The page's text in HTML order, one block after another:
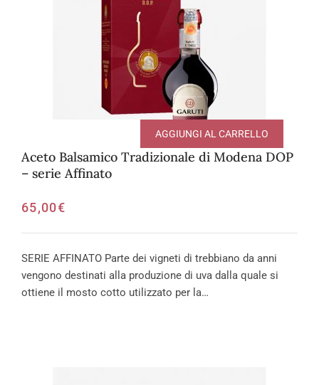
Aceto Balsamico Tradizionale di Modena DOP
– serie Affinato
65,00€
AGGIUNGI AL CARRELLO
SERIE AFFINATO Parte dei vigneti di trebbiano da anni
vengono destinati alla produzione di uva dalla quale si
ottiene il mosto cotto utilizzato per la…